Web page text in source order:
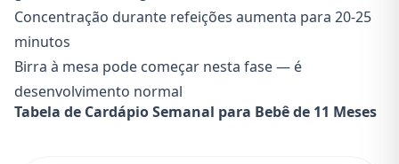
Concentração durante refeições aumenta para 20-25
minutos
Birra à mesa pode começar nesta fase — é
desenvolvimento normal
Tabela de Cardápio Semanal para Bebê de 11 Meses